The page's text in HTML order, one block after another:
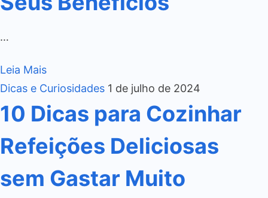
…
Leia Mais
Dicas e Curiosidades 1 de julho de 2024
10 Dicas para Cozinhar
Refeições Deliciosas
sem Gastar Muito